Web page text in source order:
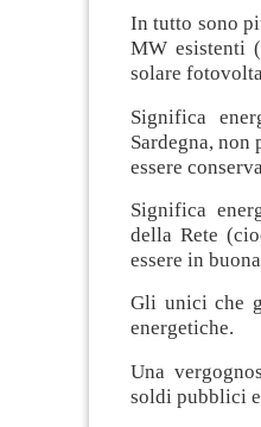
In tutto sono
MW esistenti
solare
Significa
Sardegna, non
essere
Significa
della Rete
essere in
Gli unici che
energetiche.
Una
soldi pubblici